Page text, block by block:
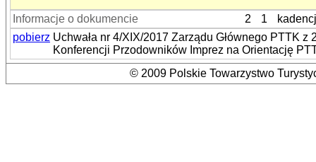
Informacje o dokumencie 2 1
pobierz Uchwała nr 4/XIX/2017 Zarządu Głównego PTTK
Konferencji Przodowników Imprez na Orientację
© 2009 Polskie Towarzystwo